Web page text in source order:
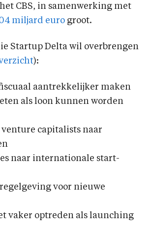
CBS, in samenwerking met
miljard euro groot.
Startup Delta wil overbrengen
):
aantrekkelijker maken
als loon kunnen worden
capitalists naar
naar internationale start-
voor nieuwe
vaker optreden als launching